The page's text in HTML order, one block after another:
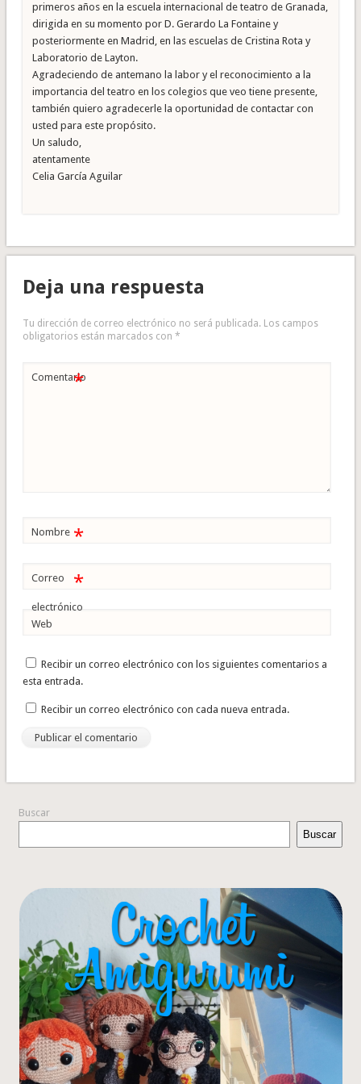
primeros años en la escuela internacional de teatro de Granada,
dirigida en su momento por D. Gerardo La Fontaine y
posteriormente en Madrid, en las escuelas de Cristina Rota y
Laboratorio de Layton.
Agradeciendo de antemano la labor y el reconocimiento a la
importancia del teatro en los colegios que veo tiene presente,
también quiero agradecerle la oportunidad de contactar con
usted para este propósito.
Un saludo,
atentamente
Celia García Aguilar
Deja una respuesta
Tu dirección de correo electrónico no será publicada. Los campos
obligatorios están marcados con *
Comentario
*
Nombre *
Correo
electrónico
*
Web
Recibir un correo electrónico con los siguientes comentarios a
esta entrada.
Recibir un correo electrónico con cada nueva entrada.
Buscar
Buscar